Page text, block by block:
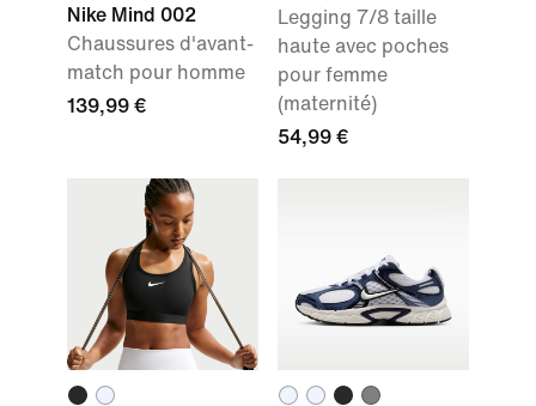
Nike Mind 002
Chaussures d'avant-
match pour homme
139,99 €
Legging 7/8 taille
haute avec poches
pour femme
(maternité)
54,99 €